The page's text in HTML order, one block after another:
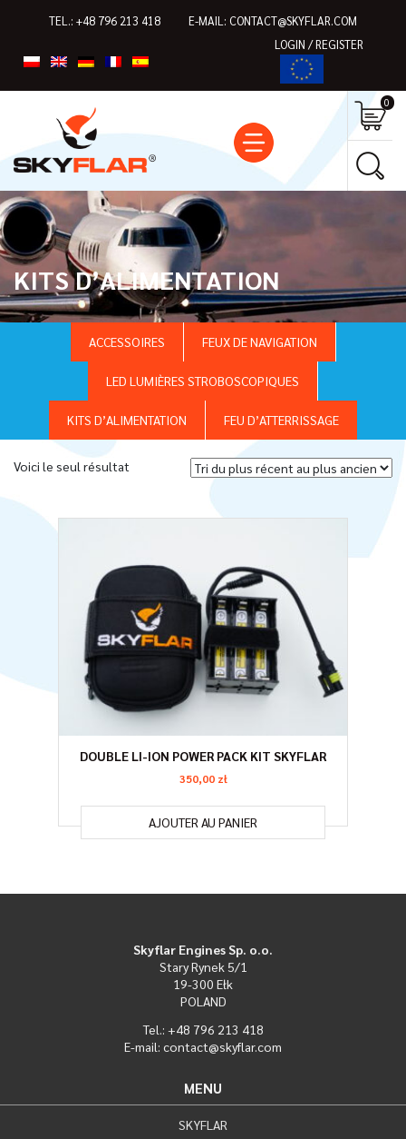
TEL.: +48 796 213 418 E-MAIL: CONTACT@SKYFLAR.COM
LOGIN / REGISTER
0
KITS D’ALIMENTATION
ACCESSOIRES FEUX DE NAVIGATION
LED LUMIÈRES STROBOSCOPIQUES
KITS D’ALIMENTATION FEU D’ATTERRISSAGE
Voici le seul résultat
DOUBLE LI-ION POWER PACK KIT SKYFLAR
350,00 zł
AJOUTER AU PANIER
Skyflar Engines Sp. o.o.
Stary Rynek 5/1
19-300 Ełk
POLAND
Tel.: +48 796 213 418
E-mail: contact@skyflar.com
MENU
SKYFLAR